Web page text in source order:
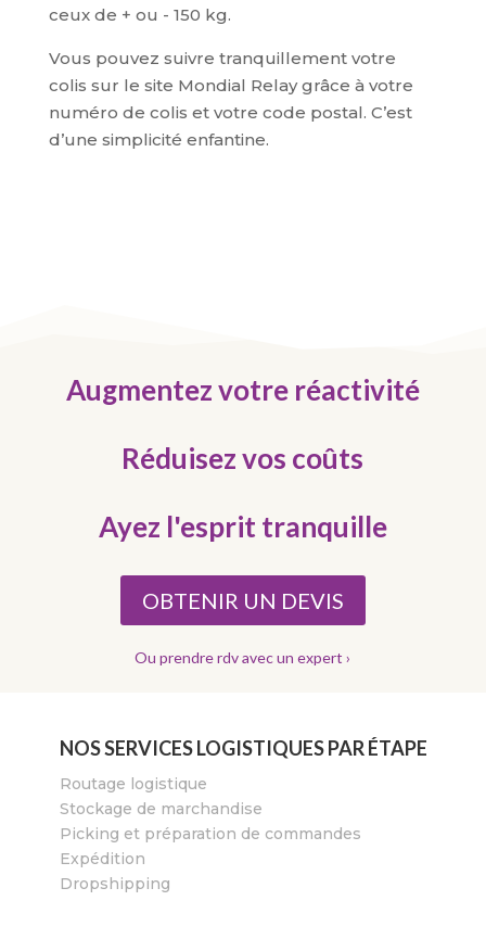
ceux de + ou - 150 kg.
Vous pouvez suivre tranquillement votre
colis sur le site Mondial Relay grâce à votre
numéro de colis et votre code postal. C’est
d’une simplicité enfantine.
Augmentez votre réactivité
Réduisez vos coûts
Ayez l'esprit tranquille
OBTENIR UN DEVIS
Ou prendre rdv avec un expert ›
NOS SERVICES LOGISTIQUES PAR ÉTAPE
Routage logistique
Stockage de marchandise
Picking et préparation de commandes
Expédition
Dropshipping